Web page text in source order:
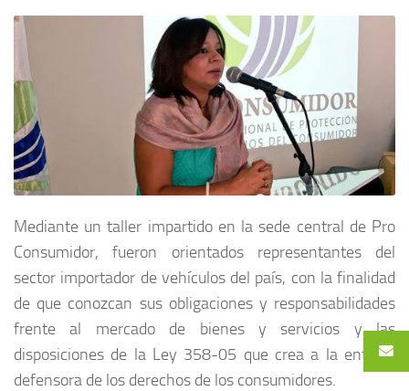
Mediante un taller impartido en la sede central de Pro
Consumidor, fueron orientados representantes del
sector importador de vehículos del país, con la finalidad
de que conozcan sus obligaciones y responsabilidades
frente al mercado de bienes y servicios y las
disposiciones de la Ley 358-05 que crea a la entidad
defensora de los derechos de los consumidores.